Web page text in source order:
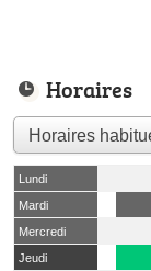
Horaires
Lundi
Mardi
Mercredi
Jeudi